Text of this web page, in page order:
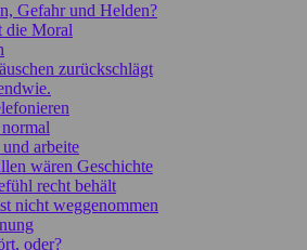
Gefahr und Helden?
die Moral
zurückschlägt
arbeite
wären Geschichte
recht behält
nicht weggenommen
oder?